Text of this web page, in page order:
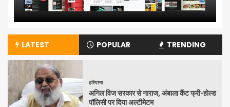
LATEST POPULAR TRENDING
हरियाणा
अनिल विज सरकार से नाराज, अंबाला कैंट फ्री-होल्ड
पॉलिसी पर दिया अल्टीमेटम